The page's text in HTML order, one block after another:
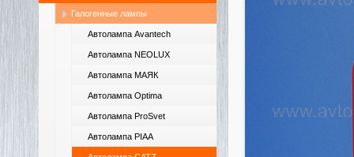
Галогенные лампы
Автолампа Avantech
Автолампа NEOLUX
Автолампа МАЯК
Автолампа Optima
Автолампа ProSvet
Автолампа PIAA